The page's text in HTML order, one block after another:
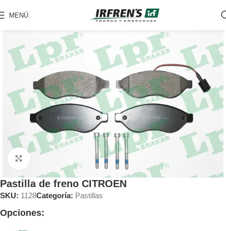
MENÚ
Pastilla de freno CITROEN
SKU: 1128Categoría: Pastillas
Opciones: